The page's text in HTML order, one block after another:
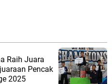
Raih Juara
Pencak
2025